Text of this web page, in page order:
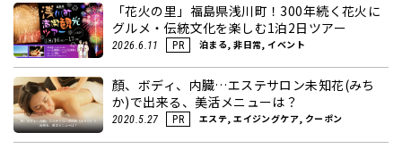
「花火の里」福島県浅川町！300年続く花火に
グルメ・伝統文化を楽しむ1泊2日ツアー
2026.6.11 PR 泊まる, 非日常, イベント
顏、ボディ、内臓…エステサロン未知花(みち
か)で出来る、美活メニューは？
2020.5.27 PR エステ, エイジングケア, クーポン